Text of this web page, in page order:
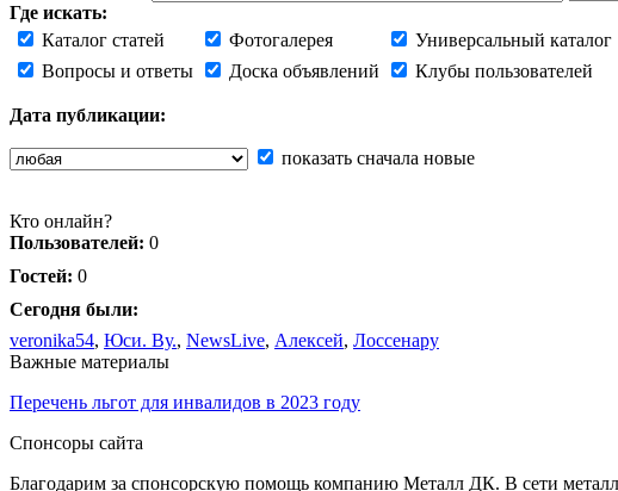
Где искать:
Каталог статей
Фотогалерея Универсальный каталог
Вопросы и ответы
Доска объявлений Клубы пользователей
Дата публикации:
показать сначала новые
Кто онлайн?
Пользователей: 0
Гостей: 0
Сегодня были:
veronika54, Юси. Ву., NewsLive, Алексей, Лоссенару
Важные материалы
Перечень льгот для инвалидов в 2023 году
Спонсоры сайта
Благодарим за спонсорскую помощь компанию Металл ДК. В сети